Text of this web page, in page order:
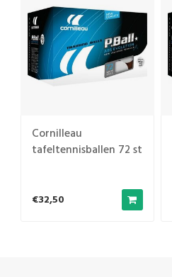
Cornilleau
tafeltennisballen 72 st
€32,50